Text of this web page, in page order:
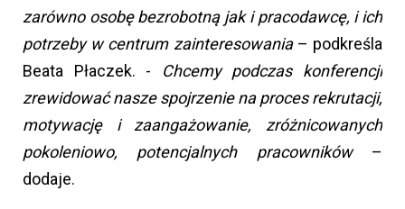
zarówno osobę bezrobotną jak i pracodawcę, i ich
potrzeby w centrum zainteresowania – podkreśla
Beata Płaczek. - Chcemy podczas konferencji
zrewidować nasze spojrzenie na proces rekrutacji,
motywację i zaangażowanie, zróżnicowanych
pokoleniowo, potencjalnych pracowników–
dodaje.